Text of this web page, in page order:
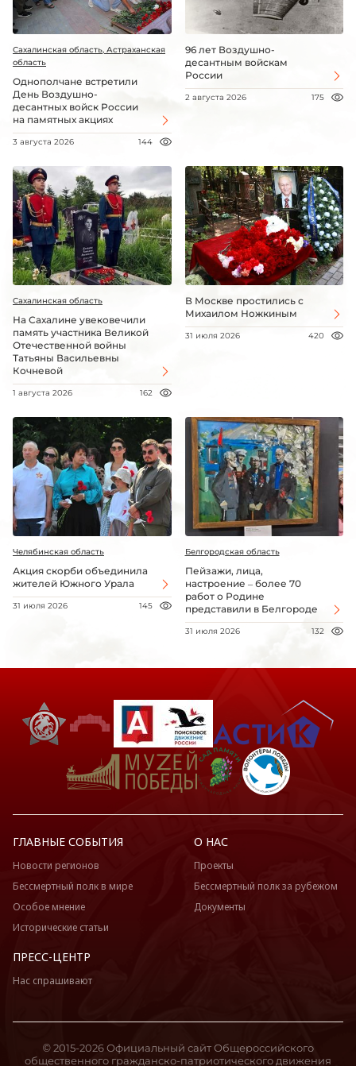
Сахалинская область, Астраханская
область
Однополчане встретили
День Воздушно-
десантных войск России
на памятных акциях
3 августа 2026 144
96 лет Воздушно-
десантным войскам
России
2 августа 2026 175
Сахалинская область
На Сахалине увековечили
память участника Великой
Отечественной войны
Татьяны Васильевны
Кочневой
1 августа 2026 162
В Москве простились с
Михаилом Ножкиным
31 июля 2026 420
Челябинская область
Акция скорби объединила
жителей Южного Урала
31 июля 2026 145
Белгородская область
Пейзажи, лица,
настроение – более 70
работ о Родине
представили в Белгороде
31 июля 2026 132
ГЛАВНЫЕ СОБЫТИЯ
Новости регионов
Бессмертный полк в мире
Особое мнение
Исторические статьи
О НАС
Проекты
Бессмертный полк за рубежом
Документы
ПРЕСС-ЦЕНТР
Нас спрашивают
© 2015-2026 Официальный сайт Общероссийского
общественного гражданско-патриотического движения